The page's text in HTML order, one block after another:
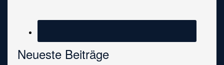
Neueste Beiträge